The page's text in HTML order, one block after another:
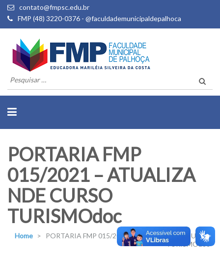
contato@fmpsc.edu.br
FMP (48) 3220-0376 - @faculdademunicipaldepalhoca
Pesquisar
por:
PORTARIA FMP
015/2021 – ATUALIZA
NDE CURSO
TURISMOdoc
Home >
PORTARIA FMP 015/2021 – ATUALIZA NDE CURSO
TURISMOdoc